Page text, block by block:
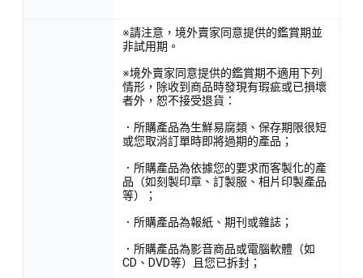
※請注意，境外賣家同意提供的鑑賞期並
非試用期。
※境外賣家同意提供的鑑賞期不適用下列
情形，除收到商品時發現有瑕疵或已損壞
者外，恕不接受退貨：
．所購產品為生鮮易腐類、保存期限很短
或您取消訂單時即將過期的產品；
．所購產品為依據您的要求而客製化的產
品（如刻製印章、訂製服、相片印製產品
等）；
．所購產品為報紙、期刊或雜誌；
．所購產品為影音商品或電腦軟體（如
CD、DVD等）且您已拆封；